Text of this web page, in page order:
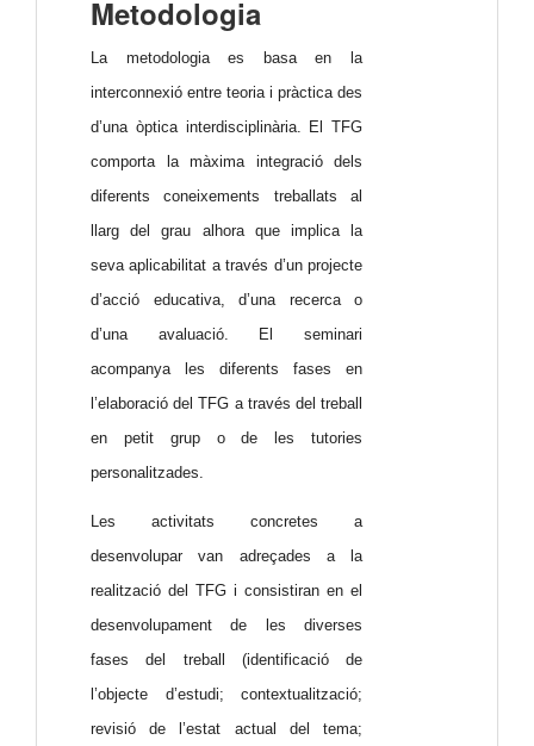
Metodologia
La metodologia es basa en la
interconnexió entre teoria i pràctica des
d’una òptica interdisciplinària. El TFG
comporta la màxima integració dels
diferents coneixements treballats al
llarg del grau alhora que implica la
seva aplicabilitat a través d’un projecte
d’acció educativa, d’una recerca o
d’una avaluació. El seminari
acompanya les diferents fases en
l’elaboració del TFG a través del treball
en petit grup o de les tutories
personalitzades.
Les activitats concretes a
desenvolupar van adreçades a la
realització del TFG i consistiran en el
desenvolupament de les diverses
fases del treball (identificació de
l’objecte d’estudi; contextualització;
revisió de l’estat actual del tema;